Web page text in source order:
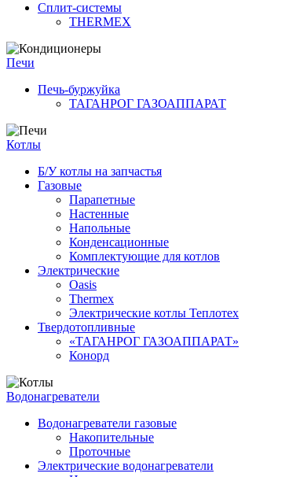
Сплит-системы
THERMEX
Печи
Печь-буржуйка
ТАГАНРОГ ГАЗОАППАРАТ
Котлы
Б/У котлы на запчастья
Газовые
Парапетные
Настенные
Напольные
Конденсационные
Комплектующие для котлов
Электрические
Oasis
Thermex
Электрические котлы Теплотех
Твердотопливные
«ТАГАНРОГ ГАЗОАППАРАТ»
Конорд
Водонагреватели
Водонагреватели газовые
Накопительные
Проточные
Электрические водонагреватели